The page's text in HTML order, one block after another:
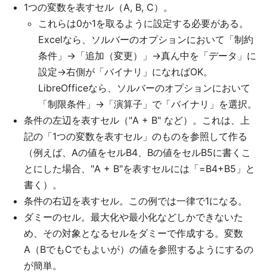
1つの変数を表すセル（A, B, C）。
これらは0か1を取るように設定する必要がある。
Excelなら、ソルバーのオプションにおいて「制約
条件」→「追加（変更）」→真ん中を「データ」に
設定→右側が「バイナリ」になればOK。
LibreOfficeなら、ソルバーのオプションにおいて
「制限条件」→「演算子」で「バイナリ」を選択。
条件の左辺を表すセル（"A + B" など）。これは、上
記の「1つの変数を表すセル」のものを参照して作る
（例えば、Aの値をセルB4、Bの値をセルB5に書くこ
とにした場合、"A + B"を表すセルには「=B4+B5」と
書く）。
条件の右辺を表すセル。この例では一律で1になる。
ダミーのセル。最大化や最小化などしかできないた
め、その対象となるセルをダミーで作成する。変数
A（BでもCでもよいが）の値を参照するようにするの
が簡単。